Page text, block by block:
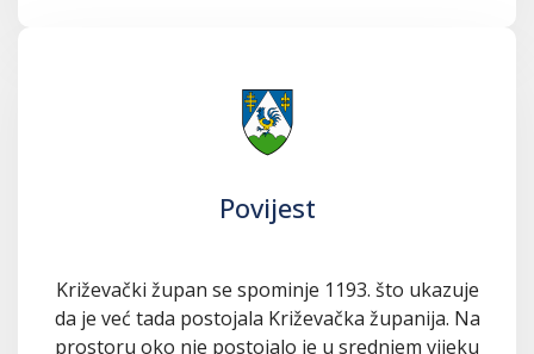
Povijest
Križevački župan se spominje 1193. što ukazuje
da je već tada postojala Križevačka županija. Na
prostoru oko nje postojalo je u srednjem vijeku